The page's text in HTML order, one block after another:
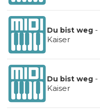
Du bist weg-
Kaiser
Du bist weg-
Kaiser